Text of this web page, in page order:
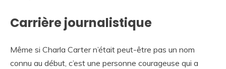
Carrière journalistique
Même si Charla Carter n’était peut-être pas un nom
connu au début, c’est une personne courageuse qui a